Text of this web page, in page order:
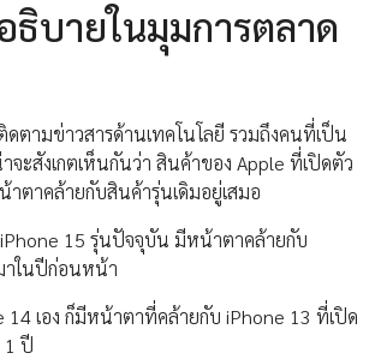
บายในมุมการตลาด
ตามข่าวสารด้านเทคโนโลยี รวมถึงคนที่เป็น
ะสังเกตเห็นกันว่า สินค้าของ Apple ที่เปิดตัว
ตาคล้ายกับสินค้ารุ่นเดิมอยู่เสมอ
15 รุ่นปัจจุบัน มีหน้าตาคล้ายกับ
าในปีก่อนหน้า
เอง ก็มีหน้าตาที่คล้ายกับ iPhone 13 ที่เปิด
ปี